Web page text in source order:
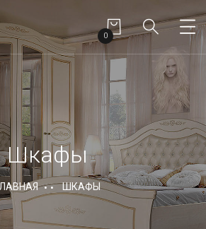
0
Шкафы
ШКАФЫ